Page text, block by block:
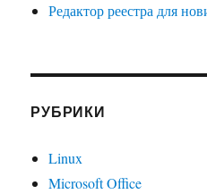
Редактор реестра для
РУБРИКИ
Linux
Microsoft Office